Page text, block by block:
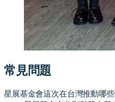
常見問題
星展基金會這次在台灣推動哪